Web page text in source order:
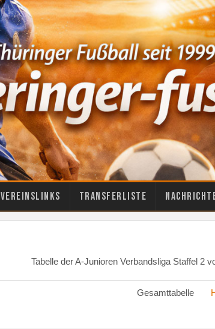
Vereinslinks Transferliste
Tabelle der A-Junioren Verbandsliga Staffel 2
Gesamttabelle